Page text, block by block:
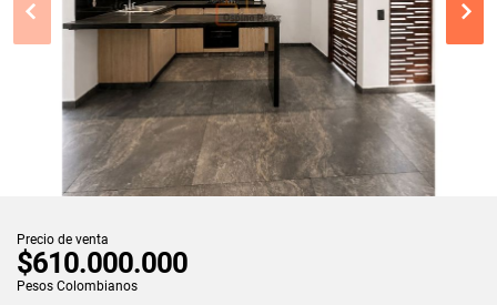
Precio de venta
$610.000.000
Pesos Colombianos